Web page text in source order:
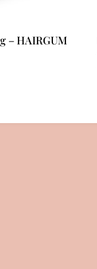
– HAIRGUM